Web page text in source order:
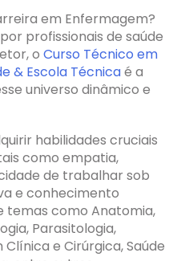
em Enfermagem?
profissionais de saúde
o Curso Técnico em
& Escola Técnicaé a
universo dinâmico e
habilidades cruciais
como empatia,
de trabalhar sob
e conhecimento
temas como Anatomia,
Parasitologia,
e Cirúrgica, Saúde